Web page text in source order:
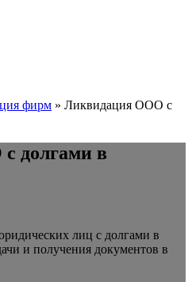
фирм » Ликвидация ООО с
долгами в
лиц с долгами в
и получения документов в